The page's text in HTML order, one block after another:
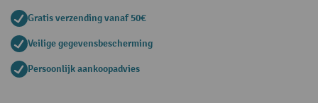
Gratis verzending vanaf 50€
Veilige gegevensbescherming
Persoonlijk aankoopadvies